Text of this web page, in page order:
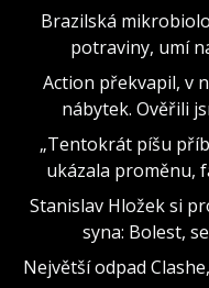
Brazilská
potraviny, umí
Action překvapil, v
nábytek. Ověřili
„Tentokrát píšu
ukázala proměnu,
Stanislav Hložek si
syna: Bolest,
Největší odpad